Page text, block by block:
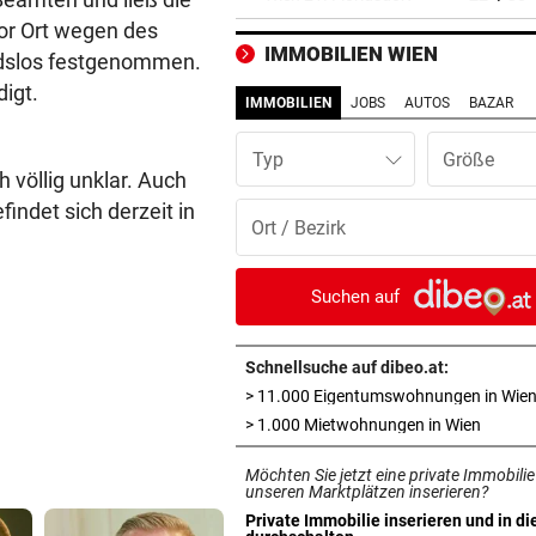
Ort wegen des
festgenommen.
völlig unklar. Auch
sich derzeit in
Arbeit
UNFALL IN THALGAU
Radlerin (32) starb nach
mit Kipplaster
Selfie lässt Fans staunen
ERLAUBT, WAS GEFÄLLT vor
Flip-Flops am Steuer – darf
das wirklich?
PINKELNIG VOR COMEBACK vor 2
„Habe so viel Kraft wie schon
lange nicht mehr“
IMMOBILIEN WIEN
IMMOBILIEN JOBS AUTOS BAZAR
Typ
Suchen auf
Schnellsuche auf dibeo.at:
> 11.000 Eigentumswohnungen in Wien
> 1.000 Mietwohnungen in Wien
Möchten Sie jetzt eine private
unseren Marktplätzen inserieren?
Private Immobilie inserieren und in